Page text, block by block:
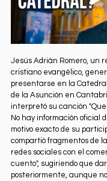
Jesús Adrián Romero, un
cristiano evangélico,
presentarse en la
de la Asunción en
interpretó su canción "Que
No hay información oficial
motivo exacto de su
compartió fragmentos de
redes sociales con el
cuento", sugiriendo que
posteriormente, aunque